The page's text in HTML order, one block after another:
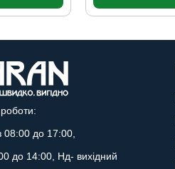
08:00 до 17:00,
до 14:00, Нд- вихідний